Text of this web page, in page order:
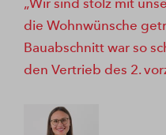
Wir sind stolz mit
die Wohnwünsche
Bauabschnitt war so
den Vertrieb des 2.